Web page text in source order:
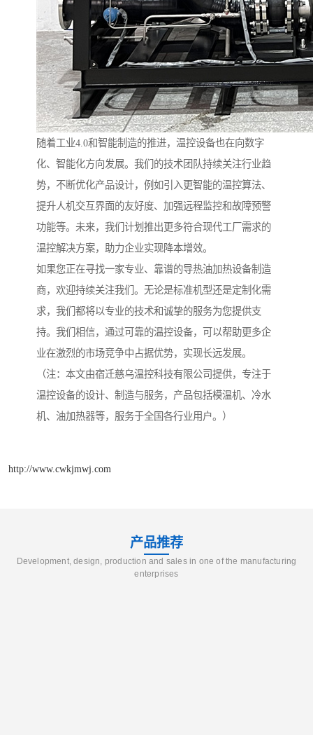
随着工业4.0和智能制造的推进，温控设备也在向数字
化、智能化方向发展。我们的技术团队持续关注行业趋
势，不断优化产品设计，例如引入更智能的温控算法、
提升人机交互界面的友好度、加强远程监控和故障预警
功能等。未来，我们计划推出更多符合现代工厂需求的
温控解决方案，助力企业实现降本增效。
如果您正在寻找一家专业、靠谱的导热油加热设备制造
商，欢迎持续关注我们。无论是标准机型还是定制化需
求，我们都将以专业的技术和诚挚的服务为您提供支
持。我们相信，通过可靠的温控设备，可以帮助更多企
业在激烈的市场竞争中占据优势，实现长远发展。
（注：本文由宿迁慈乌温控科技有限公司提供，专注于
温控设备的设计、制造与服务，产品包括模温机、冷水
机、油加热器等，服务于全国各行业用户。）
http://www.cwkjmwj.com
产品推荐
Development, design, production and sales in one of the manufacturing
enterprises